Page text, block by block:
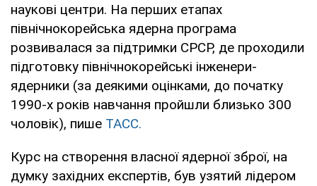
наукові центри. На перших етапах
північнокорейська ядерна програма
розвивалася за підтримки СРСР, де проходили
підготовку північнокорейські інженери-
ядерники (за деякими оцінками, до початку
1990-х років навчання пройшли близько 300
чоловік), пише ТАСС.
Курс на створення власної ядерної зброї, на
думку західних експертів, був узятий лідером